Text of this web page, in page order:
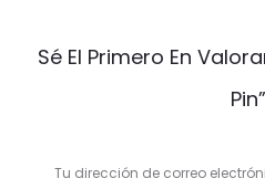
V
a
Sé El Primero En
Pin”
Tu dirección de correo